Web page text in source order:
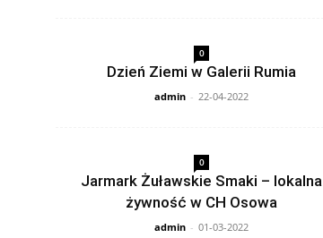
0
Dzień Ziemi w Galerii Rumia
admin - 22-04-2022
0
Jarmark Żuławskie Smaki – lokalna
żywność w CH Osowa
admin - 01-03-2022